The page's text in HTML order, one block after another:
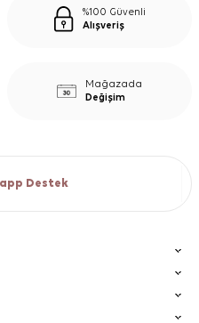
%100 Güvenli
Alışveriş
Mağazada
Değişim
Destek